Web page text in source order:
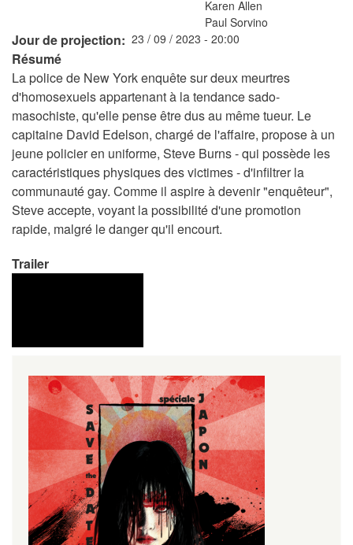
Karen Allen
Paul Sorvino
Jour de projection 23 / 09 / 2023 - 20:00
Résumé
La police de New York enquête sur deux meurtres
d'homosexuels appartenant à la tendance sado-
masochiste, qu'elle pense être dus au même tueur. Le
capitaine David Edelson, chargé de l'affaire, propose à un
jeune policier en uniforme, Steve Burns - qui possède les
caractéristiques physiques des victimes - d'infiltrer la
communauté gay. Comme il aspire à devenir "enquêteur",
Steve accepte, voyant la possibilité d'une promotion
rapide, malgré le danger qu'il encourt.
Trailer